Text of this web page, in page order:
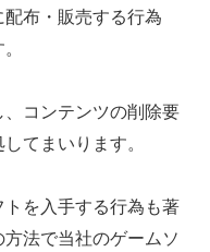
布・販売する行為
コンテンツの削除要
てまいります。
を入手する行為も著
法で当社のゲームソ